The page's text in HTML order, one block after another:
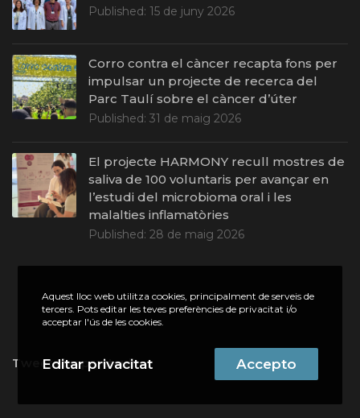
Published: 15 de juny 2026
Corro contra el càncer recapta fons per
impulsar un projecte de recerca del
Parc Taulí sobre el càncer d’úter
Published: 31 de maig 2026
El projecte HARMONY recull mostres de
saliva de 100 voluntaris per avançar en
l’estudi del microbioma oral i les
malalties inflamatòries
Published: 28 de maig 2026
Tweets by parctauli
Aquest lloc web utilitza cookies, principalment de serveis de
tercers. Pots editar les teves preferències de privacitat i/o
acceptar l'ús de les cookies.
Editar privacitat Accepto